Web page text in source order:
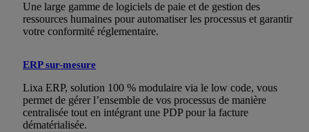
Une large gamme de logiciels de paie et de gestion des
ressources humaines pour automatiser les processus et garantir
votre conformité réglementaire.
ERP sur-mesure
Lixa ERP, solution 100 % modulaire via le low code, vous
permet de gérer l’ensemble de vos processus de manière
centralisée tout en intégrant une PDP pour la facture
dématérialisée.